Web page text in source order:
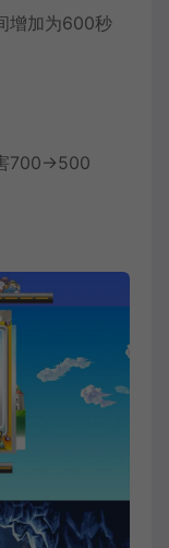
增加为600秒
700→500